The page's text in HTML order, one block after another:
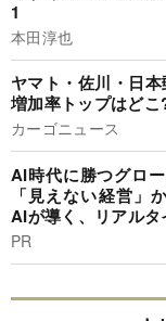
1
本田淳也
ヤマト・佐川・日
増加率トップはどこ
カーゴニュース
AI時代に勝つグロ
「見えない経営」
AIが導く、リアルタ
PR